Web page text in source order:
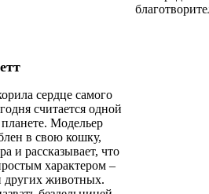
сердце самого
считается одной
Модельер
в свою кошку,
и рассказывает, что
характером –
других животных.